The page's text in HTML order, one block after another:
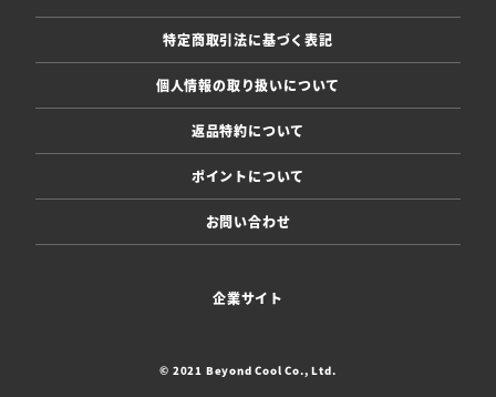
特定商取引法に基づく表記
個人情報の取り扱いについて
返品特約について
ポイントについて
お問い合わせ
企業サイト
© 2021 Beyond Cool Co., Ltd.